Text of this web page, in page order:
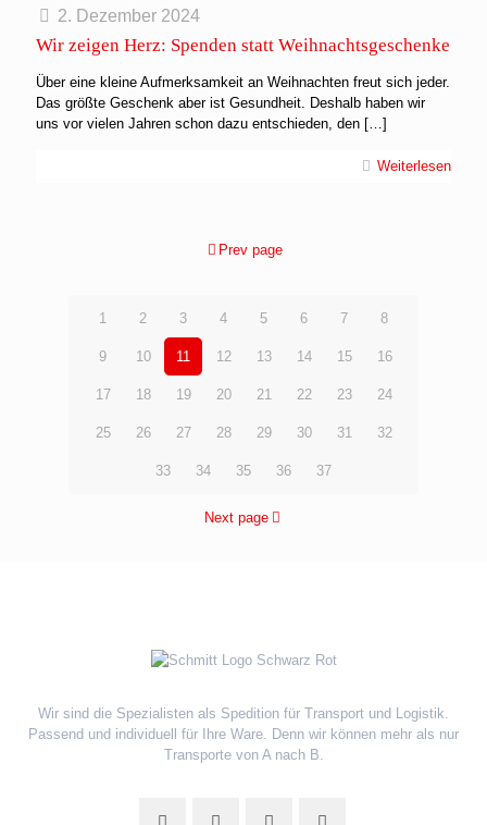
2. Dezember 2024
Wir zeigen Herz: Spenden statt Weihnachtsgeschenke
Über eine kleine Aufmerksamkeit an Weihnachten freut sich jeder.
Das größte Geschenk aber ist Gesundheit. Deshalb haben wir
uns vor vielen Jahren schon dazu entschieden, den […]
Weiterlesen
Prev page
1 2 3 4 5 6 7 8
9 10 11 12 13 14 15 16
17 18 19 20 21 22 23 24
25 26 27 28 29 30 31 32
33 34 35 36 37
Next page
Wir sind die Spezialisten als Spedition für Transport und Logistik.
Passend und individuell für Ihre Ware. Denn wir können mehr als nur
Transporte von A nach B.